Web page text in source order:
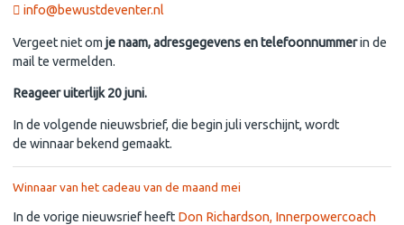
info@bewustdeventer.nl
Vergeet niet om je naam, adresgegevens en telefoonnummerin de
mail te vermelden.
Reageer uiterlijk 20 juni.
In de volgende nieuwsbrief, die begin juli verschijnt, wordt
de winnaar bekend gemaakt.
Winnaar van het cadeau van de maand mei
In de vorige nieuwsrief heeft Don Richardson, Innerpowercoach